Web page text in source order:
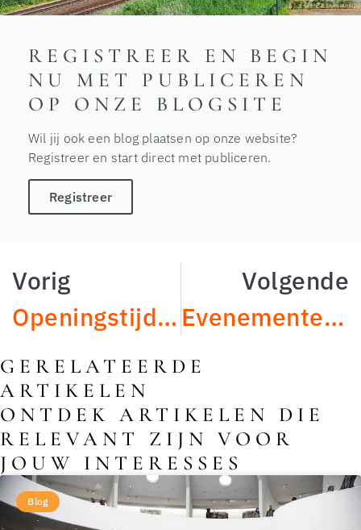
REGISTREER EN BEGIN
NU MET PUBLICEREN
OP ONZE BLOGSITE
Wil jij ook een blog plaatsen op onze website?
Registreer en start direct met publiceren.
Registreer
Vorig
Openingstijden in Hengelo: Praktische Gids voor Winkelen
Volgende
Evenementen in Hengelo: Ontdek de Levendige Gemeenschap
GERELATEERDE
ARTIKELEN
ONTDEK ARTIKELEN DIE
RELEVANT ZIJN VOOR
JOUW INTERESSES
Blog